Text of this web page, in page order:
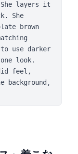
She layers it
She
brown
to use darker
look.
feel,
background,